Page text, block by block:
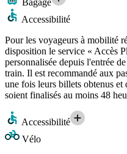
Bagage
Accessibilité
Pour les voyageurs à mobilité
disposition le service « Accès
personnalisée depuis l'entrée
train. Il est recommandé aux
une fois leurs billets obtenus et
soient finalisés au moins 48
Accessibilité
Vélo